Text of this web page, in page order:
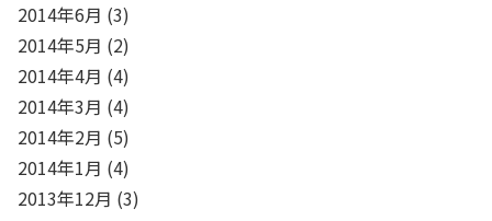
2014年6月 (3)
2014年5月 (2)
2014年4月 (4)
2014年3月 (4)
2014年2月 (5)
2014年1月 (4)
2013年12月 (3)